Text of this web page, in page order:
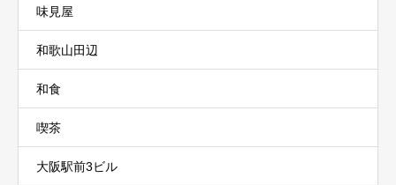
味見屋
和歌山田辺
和食
喫茶
大阪駅前3ビル